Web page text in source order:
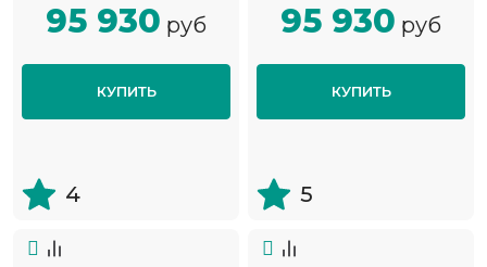
95 930 руб
КУПИТЬ
4
95 930 руб
КУПИТЬ
5